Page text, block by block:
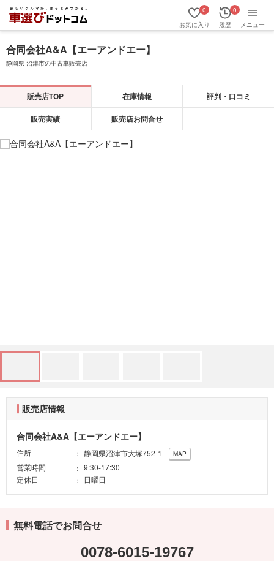
お気に入り
0
履歴
0
メニュー
合同会社A&A【エーアンドエー】
静岡県 沼津市の中古車販売店
販売店TOP 在庫情報 評判・口コミ
販売実績 販売店お問合せ
販売店情報
合同会社A&A【エーアンドエー】
住所 静岡県沼津市大塚752-1 MAP
営業時間
9:30-17:30
定休日
日曜日
無料電話でお問合せ
0078-6015-19767